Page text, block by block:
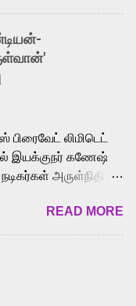
an exciting glimpse
the recently
also generated
Tamil audiences.
is the film’s
Man. Known for
De” from
Ghajini, and
and strong
languages, making
character.
பிரைவேட் லிமிடெட்
இயக்குநர் கணேஷ்
அருள்நிதி -
நடித்திருக்கும்
சென்னையில்
கணேஷ் விநாயகன்
'அருள்வான்'
READ MORE